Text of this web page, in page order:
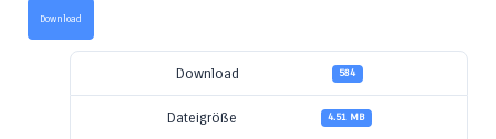
Download
Download 584
Dateigröße 4.51 MB